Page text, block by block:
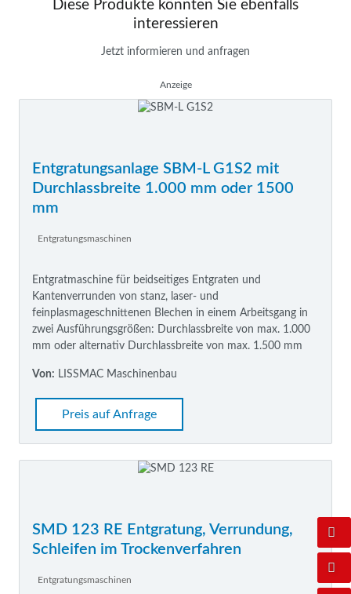
Diese Produkte könnten Sie ebenfalls
interessieren
Jetzt informieren und anfragen
Anzeige
Entgratungsanlage SBM-L G1S2 mit
Durchlassbreite 1.000 mm oder 1500
mm
Entgratungsmaschinen
Entgratmaschine für beidseitiges Entgraten und
Kantenverrunden von stanz, laser- und
feinplasmageschnittenen Blechen in einem Arbeitsgang in
zwei Ausführungsgrößen: Durchlassbreite von max. 1.000
mm oder alternativ Durchlassbreite von max. 1.500 mm
Von: LISSMAC Maschinenbau
Preis auf Anfrage
SMD 123 RE Entgratung, Verrundung,
Schleifen im Trockenverfahren
Entgratungsmaschinen